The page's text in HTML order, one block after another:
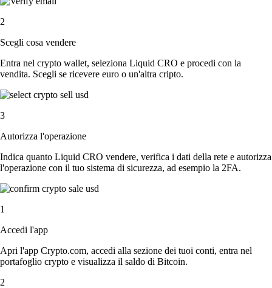
2
Scegli cosa vendere
Entra nel crypto wallet, seleziona Liquid CRO e procedi con la
vendita. Scegli se ricevere euro o un'altra cripto.
3
Autorizza l'operazione
Indica quanto Liquid CRO vendere, verifica i dati della rete e autorizza
l'operazione con il tuo sistema di sicurezza, ad esempio la 2FA.
1
Accedi l'app
Apri l'app Crypto.com, accedi alla sezione dei tuoi conti, entra nel
portafoglio crypto e visualizza il saldo di Bitcoin.
2